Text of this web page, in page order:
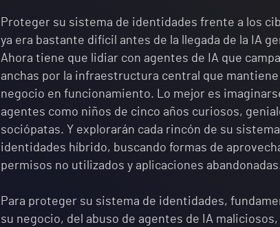
Proteger su sistema de identidades frente a los
ya era bastante difícil antes de la llegada de la IA
Ahora tiene que lidiar con agentes de IA que
anchas por la infraestructura central que mantiene
negocio en funcionamiento. Lo mejor es
agentes como niños de cinco años curiosos,
sociópatas. Y explorarán cada rincón de su
identidades híbrido, buscando formas de
permisos no utilizados y aplicaciones
Para proteger su sistema de identidades,
su negocio, del abuso de agentes de IA maliciosos,